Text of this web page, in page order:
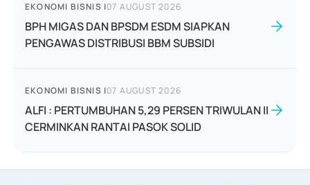
EKONOMI BISNIS |07 AUGUST 2026
BPH MIGAS DAN BPSDM ESDM SIAPKAN
PENGAWAS DISTRIBUSI BBM SUBSIDI
EKONOMI BISNIS |07 AUGUST 2026
ALFI : PERTUMBUHAN 5,29 PERSEN TRIWULAN II
CERMINKAN RANTAI PASOK SOLID